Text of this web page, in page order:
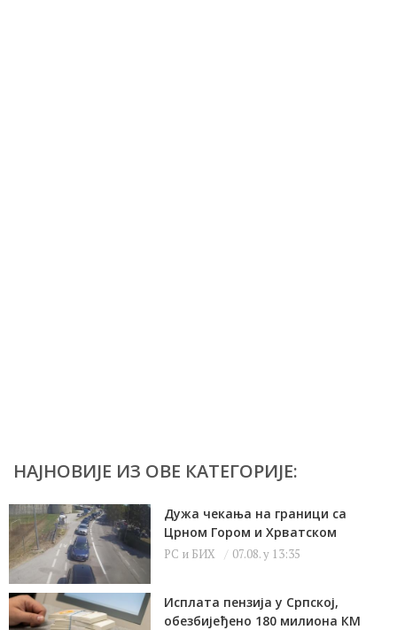
НАЈНОВИЈЕ ИЗ ОВЕ КАТЕГОРИЈЕ:
Дужа чекања на граници са
Црном Гором и Хрватском
РС и БИХ 07.08. у 13:35
Исплата пензија у Српској,
обезбијеђено 180 милиона КМ